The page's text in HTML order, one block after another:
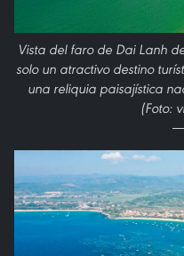
Vista del faro de Dai Lanh
solo un atractivo destino
una reliquia paisajística
(Foto: